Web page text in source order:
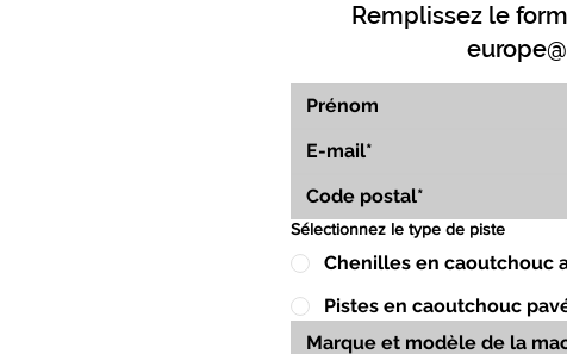
Remplissez le
Sélectionnez le type de piste
Chenilles en caoutchouc
Pistes en caoutchouc